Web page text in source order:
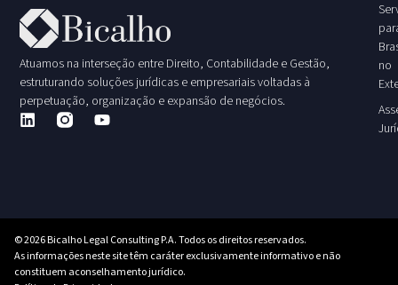
Atuamos na interseção entre Direito, Contabilidade e Gestão,
estruturando soluções jurídicas e empresariais voltadas à
perpetuação, organização e expansão de negócios.
no
© 2026 Bicalho Legal Consulting P.A. Todos os direitos reservados.
As informações neste site têm caráter exclusivamente informativo e não
constituem aconselhamento jurídico.